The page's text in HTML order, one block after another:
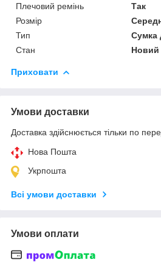
Плечовий ремінь
Так
Розмір
Тип
Сумка
Стан
Новий
Приховати
Умови доставки
Доставка здійснюється тільки по
Нова Пошта
Укрпошта
Всі умови доставки
Умови оплати